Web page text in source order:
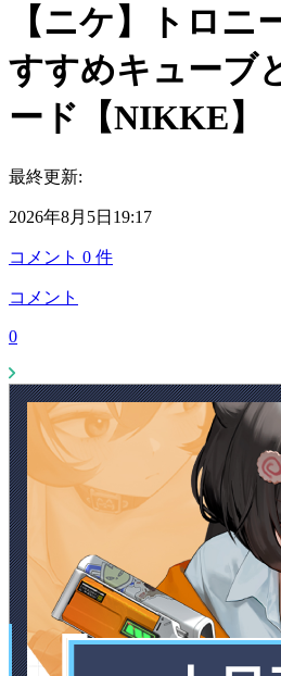
【ニケ】トロニ
すすめキューブ
ード【NIKKE】
最終更新:
2026年8月5日19:17
コメント 0 件
コメント
0